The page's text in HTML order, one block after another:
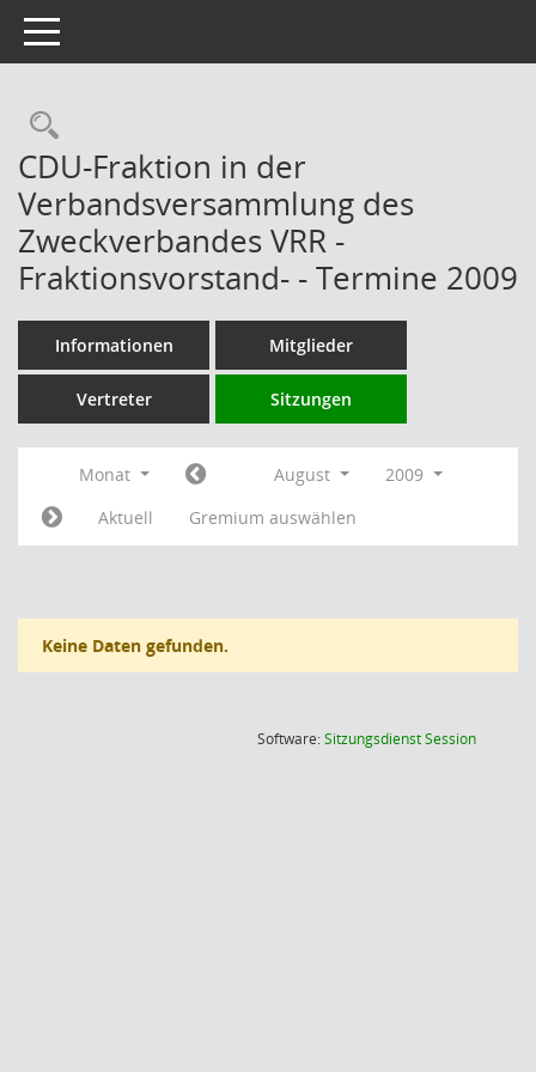
Toggle navigation
Rechercheauswahl
CDU-Fraktion in der
Verbandsversammlung des
Zweckverbandes VRR -
Fraktionsvorstand- - Termine 2009
Informationen Mitglieder
Vertreter Sitzungen
Monat August
2009
Aktuell
Gremium auswählen
Keine Daten gefunden.
Software:SitzungsdienstSession(Wird in